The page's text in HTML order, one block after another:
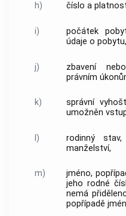
h) číslo a
i)
počátek
údaje o pobytu,
j)
zbavení
právním
k)
správní
umožněn
l)
rodinný
manželství,
m)
jméno,
jeho rodné
nemá
popřípadě